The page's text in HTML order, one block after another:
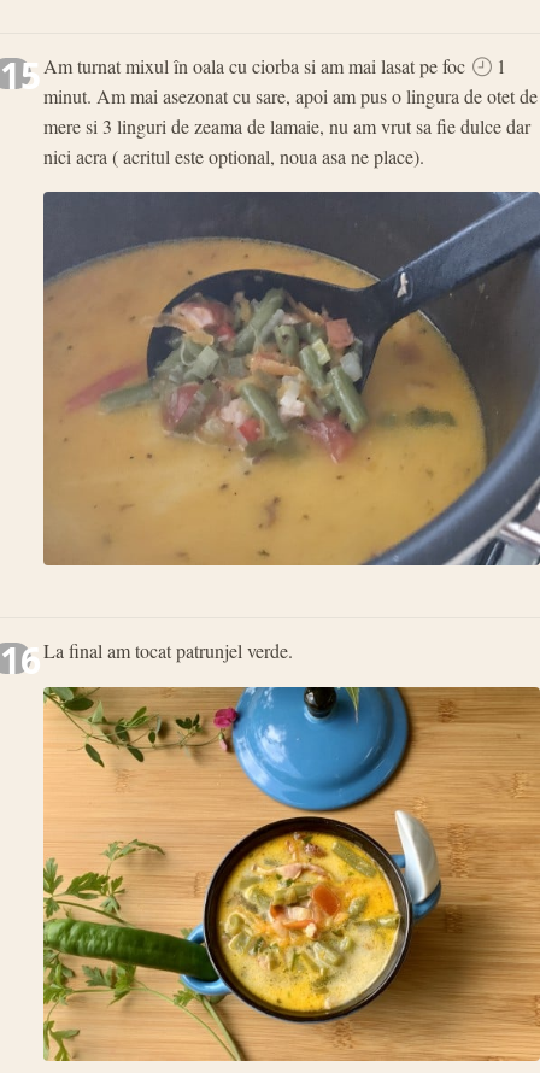
15 Am turnat mixul în oala cu ciorba si am mai lasat pe foc
1
minut. Am mai asezonat cu sare, apoi am pus o lingura de otet de
mere si 3 linguri de zeama de lamaie, nu am vrut sa fie dulce dar
nici acra ( acritul este optional, noua asa ne place).
16La final am tocat patrunjel verde.